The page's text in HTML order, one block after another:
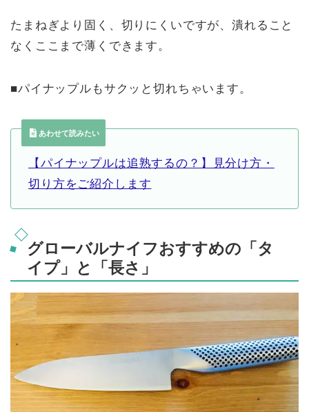
たまねぎより固く、切りにくいですが、潰れること
なくここまで薄くできます。
■パイナップルもサクッと切れちゃいます。
あわせて読みたい
【パイナップルは追熟するの？】見分け方・
切り方をご紹介します
グローバルナイフおすすめの「タ
イプ」と「長さ」